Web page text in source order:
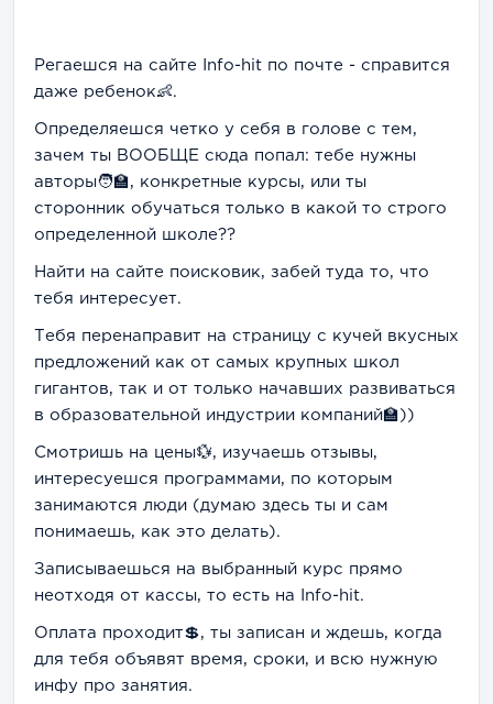
Регаешся на сайте Info-hit по почте - справится
даже ребенок👶.
Определяешся четко у себя в голове с тем,
зачем ты ВООБЩЕ сюда попал: тебе нужны
авторы🧑‍🏫, конкретные курсы, или ты
сторонник обучаться только в какой то строго
определенной школе??
Найти на сайте поисковик, забей туда то, что
тебя интересует.
Тебя перенаправит на страницу с кучей вкусных
предложений как от самых крупных школ
гигантов, так и от только начавших развиваться
в образовательной индустрии компаний🏫))
Смотришь на цены💱, изучаешь отзывы,
интересуешся программами, по которым
занимаются люди (думаю здесь ты и сам
понимаешь, как это делать).
Записываешься на выбранный курс прямо
неотходя от кассы, то есть на Info-hit.
Оплата проходит💲, ты записан и ждешь, когда
для тебя объявят время, сроки, и всю нужную
инфу про занятия.